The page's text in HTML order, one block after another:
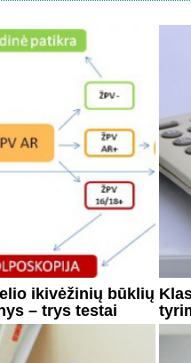
ikivėžinių būklių
– trys testai